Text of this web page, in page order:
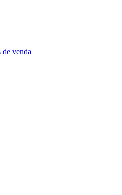
de venda